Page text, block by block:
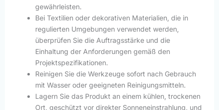
gewährleisten.
Bei Textilien oder dekorativen Materialien, die in
regulierten Umgebungen verwendet werden,
überprüfen Sie die Auftragsstärke und die
Einhaltung der Anforderungen gemäß den
Projektspezifikationen.
Reinigen Sie die Werkzeuge sofort nach Gebrauch
mit Wasser oder geeigneten Reinigungsmitteln.
Lagern Sie das Produkt an einem kühlen, trockenen
Ort, geschützt vor direkter Sonneneinstrahlung, und